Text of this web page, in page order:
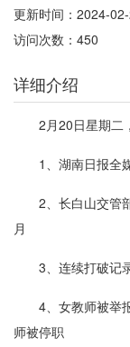
更新时间：2024-
访问次数：450
详细介绍
2月20日星期二
1、湖南日报全
2、长白山交管
月
3、连续打破记
4、女教师被举
师被停职